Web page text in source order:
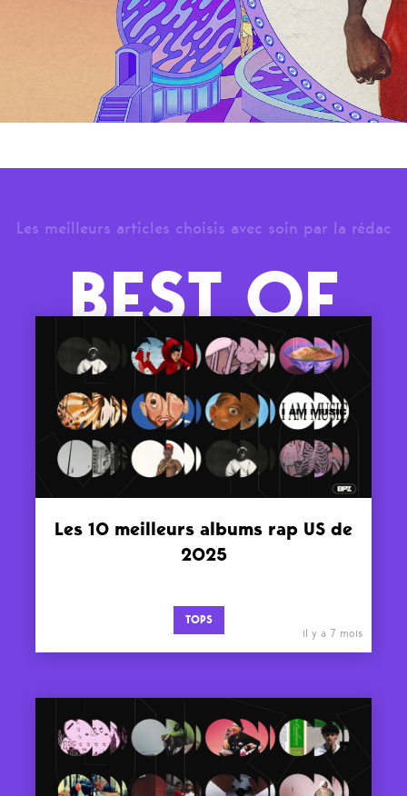
Les meilleurs articles choisis avec soin par la rédac
BEST OF
Les 10 meilleurs albums rap US de
2025
TOPS
il y a 7 mois